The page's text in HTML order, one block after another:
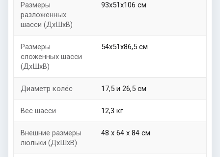
Размеры
разложенных
шасси (ДхШхВ)
93х51х106 см
Размеры
сложенных шасси
(ДхШхВ)
54х51х86,5 см
Диаметр колёс 17,5 и 26,5 см
Вес шасси 12,3 кг
Внешние размеры
люльки (ДхШхВ)
48 х 64 х 84 см